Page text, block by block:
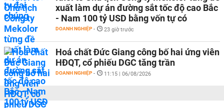
xuất làm dự án đường sắt tốc độ cao Bắc
- Nam 100 tỷ USD bằng vốn tự có
DOANH NGHIỆP - 23 giờ trước
Hoá chất Đức Giang công bố hai ứng viên
HĐQT, cổ phiếu DGC tăng trần
DOANH NGHIỆP - 11:15 | 06/08/2026